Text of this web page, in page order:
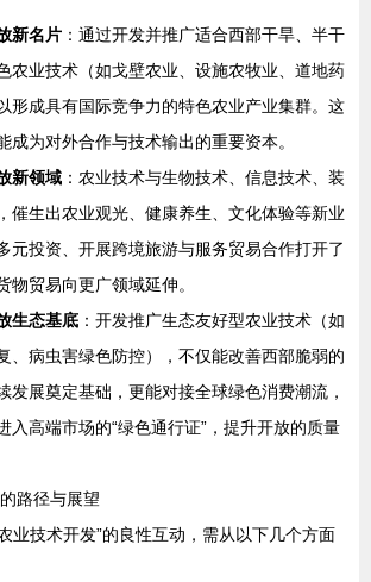
新名片 ：通过开发并推广适合西部干旱、半干
农业技术（如戈壁农业、设施农牧业、道地药
形成具有国际竞争力的特色农业产业集群。这
成为对外合作与技术输出的重要资本。
新领域 ：农业技术与生物技术、信息技术、装
催生出农业观光、健康养生、文化体验等新业
元投资、开展跨境旅游与服务贸易合作打开了
物贸易向更广领域延伸。
生态基底 ：开发推广生态友好型农业技术（如
、病虫害绿色防控），不仅能改善西部脆弱的
发展奠定基础，更能对接全球绿色消费潮流，
入高端市场的“绿色通行证”，提升开放的质量
路径与展望
业技术开发”的良性互动，需从以下几个方面